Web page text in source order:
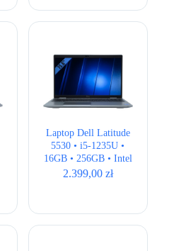
Laptop Dell Latitude
5530 • i5-1235U •
16GB • 256GB • Intel
UHD • 15,6 ” Full
2.399,00 zł